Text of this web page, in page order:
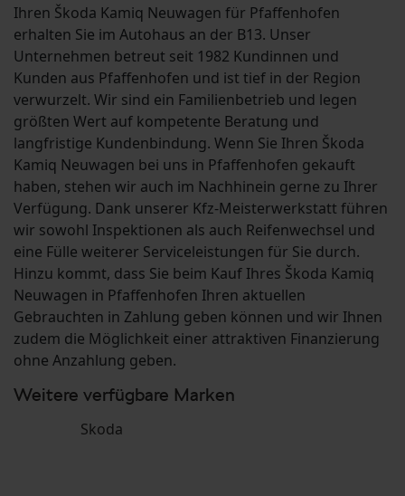
Ihren Škoda Kamiq Neuwagen für Pfaffenhofen
erhalten Sie im Autohaus an der B13. Unser
Unternehmen betreut seit 1982 Kundinnen und
Kunden aus Pfaffenhofen und ist tief in der Region
verwurzelt. Wir sind ein Familienbetrieb und legen
größten Wert auf kompetente Beratung und
langfristige Kundenbindung. Wenn Sie Ihren Škoda
Kamiq Neuwagen bei uns in Pfaffenhofen gekauft
haben, stehen wir auch im Nachhinein gerne zu Ihrer
Verfügung. Dank unserer Kfz-Meisterwerkstatt führen
wir sowohl Inspektionen als auch Reifenwechsel und
eine Fülle weiterer Serviceleistungen für Sie durch.
Hinzu kommt, dass Sie beim Kauf Ihres Škoda Kamiq
Neuwagen in Pfaffenhofen Ihren aktuellen
Gebrauchten in Zahlung geben können und wir Ihnen
zudem die Möglichkeit einer attraktiven Finanzierung
ohne Anzahlung geben.
Weitere verfügbare Marken
Skoda